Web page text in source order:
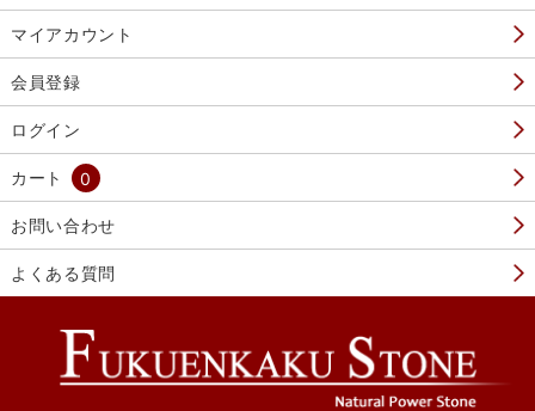
マイアカウント
会員登録
ログイン
カート 0
お問い合わせ
よくある質問